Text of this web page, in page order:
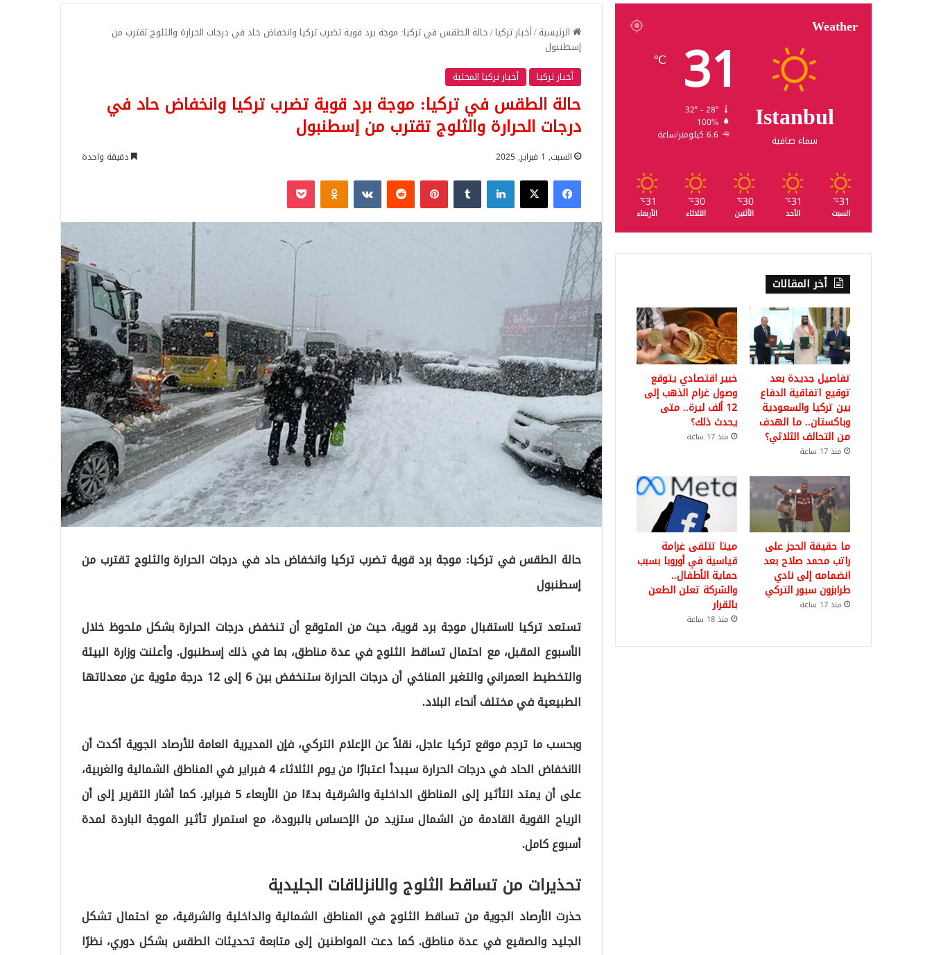
الرئيسية/أخبار تركيا/حالة الطقس في تركيا: موجة برد قوية تضرب تركيا وانخفاض حاد في درجات الحرارة والثلوج تقترب من
إسطنبول
أخبار تركيا
أخبار تركيا المحلية
حالة الطقس في تركيا: موجة برد قوية تضرب تركيا وانخفاض حاد في
درجات الحرارة والثلوج تقترب من إسطنبول
السبت, 1 فبراير, 2025 دقيقة واحدة
فيسبوك‫X لينكدإن بينتيريست Odnoklassniki
‫Pocket
حالة الطقس في تركيا: موجة برد قوية تضرب تركيا وانخفاض حاد في درجات الحرارة والثلوج تقترب من
إسطنبول
تستعد تركيا لاستقبال موجة برد قوية، حيث من المتوقع أن تنخفض درجات الحرارة بشكل ملحوظ خلال
الأسبوع المقبل، مع احتمال تساقط الثلوج في عدة مناطق، بما في ذلك إسطنبول. وأعلنت وزارة البيئة
والتخطيط العمراني والتغير المناخي أن درجات الحرارة ستنخفض بين 6 إلى 12 درجة مئوية عن معدلاتها
الطبيعية في مختلف أنحاء البلاد.
وبحسب ما ترجم موقع تركيا عاجل، نقلاً عن الإعلام التركي، فإن المديرية العامة للأرصاد الجوية أكدت أن
الانخفاض الحاد في درجات الحرارة سيبدأ اعتبارًا من يوم الثلاثاء 4 فبراير في المناطق الشمالية والغربية،
على أن يمتد التأثير إلى المناطق الداخلية والشرقية بدءًا من الأربعاء 5 فبراير. كما أشار التقرير إلى أن
الرياح القوية القادمة من الشمال ستزيد من الإحساس بالبرودة، مع استمرار تأثير الموجة الباردة لمدة
أسبوع كامل.
تحذيرات من تساقط الثلوج والانزلاقات الجليدية
حذرت الأرصاد الجوية من تساقط الثلوج في المناطق الشمالية والداخلية والشرقية، مع احتمال تشكل
الجليد والصقيع في عدة مناطق. كما دعت المواطنين إلى متابعة تحديثات الطقس بشكل دوري، نظرًا
Weather
Istanbul
سماء صافية
31
℃
32º - 28º
100%
6.6 كيلومتر/ساعة
31
℃
السبت
31
℃
الأحد
30
℃
الأثنين
30
℃
الثلاثاء
31
℃
الأربعاء
أخر المقالات
تفاصيل جديدة بعد
توقيع اتفاقية الدفاع
بين تركيا والسعودية
وباكستان.. ما الهدف
من التحالف الثلاثي؟
منذ 17 ساعة
خبير اقتصادي يتوقع
وصول غرام الذهب إلى
12 ألف ليرة.. متى
يحدث ذلك؟
منذ 17 ساعة
ما حقيقة الحجز على
راتب محمد صلاح بعد
انضمامه إلى نادي
طرابزون سبور التركي
منذ 17 ساعة
ميتا تتلقى غرامة
قياسية في أوروبا بسبب
حماية الأطفال..
والشركة تعلن الطعن
بالقرار
منذ 18 ساعة